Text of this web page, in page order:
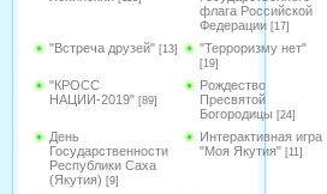
флага Российской
Федерации [17]
"Встреча друзей" [13] "Терроризму нет"
[19]
"КРОСС
НАЦИИ-2019" [89]
Рождество
Пресвятой
Богородицы [24]
День
Государственности
Республики Саха
(Якутия) [9]
Интерактивная игра
"Моя Якутия" [11]